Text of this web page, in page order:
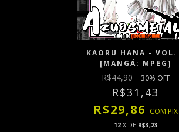
KAORU HANA - VOL.
[MANGÁ: MPEG]
R$44,90 30% OFF
R$31,43
R$29,86 COM PIX
12 X DE R$3,23